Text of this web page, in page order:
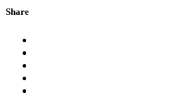
Share